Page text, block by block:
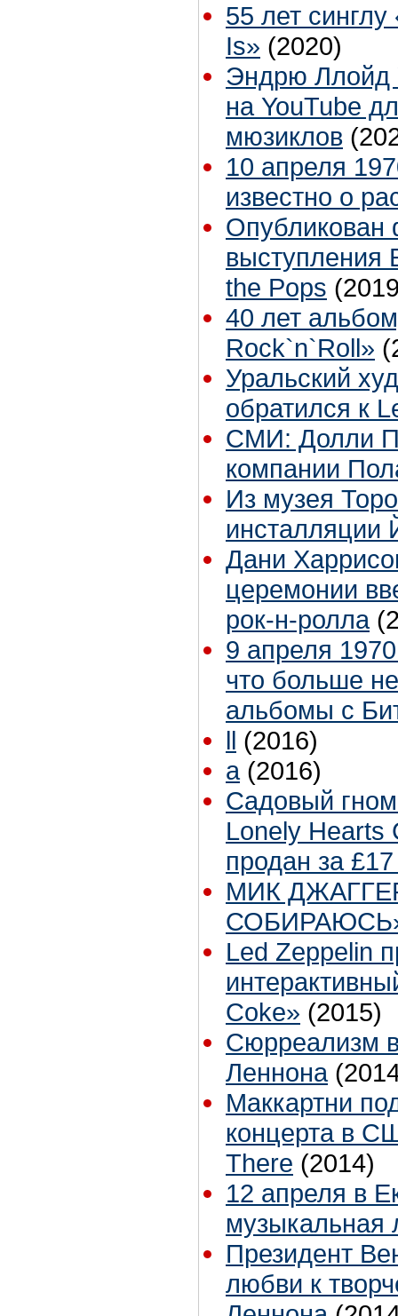
55 лет
Is» (2020)
Эндрю Ллойд
на YouTube
мюзиклов
10 апреля
известно о
Опубликован
выступления
the Pops
40 лет
Rock`n`Roll»
Уральский
обратился к
СМИ: Долли
компании
Из музея
инсталляции
Дани
церемонии
рок-н-ролла
9 апреля
что больше
альбомы с
ll (2016)
a (2016)
Садовый
Lonely Hearts
продан за
МИК
Led Zeppelin
Coke» (2015)
Сюрреализм
Леннона
Маккартни
концерта в
There (2014)
12 апреля в
музыкальная
Президент
любви к